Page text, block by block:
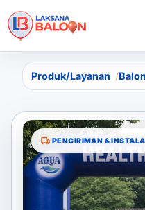
Produk/Layanan
PENGIRIMAN &